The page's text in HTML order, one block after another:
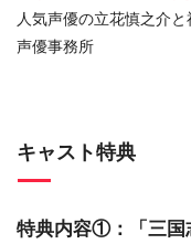
人気声優の立花慎之介
声優事務所
キャスト特典
特典内容①：「三国